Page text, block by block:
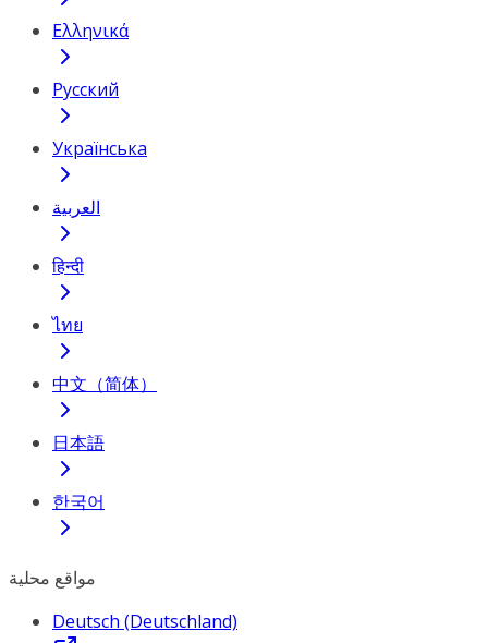
Ελληνικά
Русский
Українська
العربية
हिन्दी
ไทย
中文（简体）
日本語
한국어
مواقع محلية
Deutsch (Deutschland)